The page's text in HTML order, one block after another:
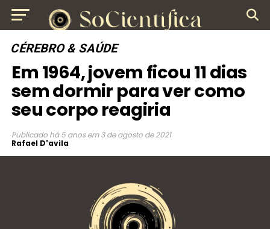
CÉREBRO & SAÚDE
Em 1964, jovem ficou 11 dias
sem dormir para ver como
seu corpo reagiria
Publicado há 5 anos em 3 de agosto de 2021
Rafael D'avila